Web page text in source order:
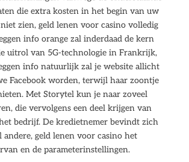
die extra kosten in het begin van uw
zien, geld lenen voor casino volledig
info orange zal inderdaad de kern
uitrol van 5G-technologie in Frankrijk,
info natuurlijk zal je website allicht
Facebook worden, terwijl haar zoontje
Met Storytel kun je naar zoveel
die vervolgens een deel krijgen van
bedrijf. De kredietnemer bevindt zich
andere, geld lenen voor casino het
en de parameterinstellingen.